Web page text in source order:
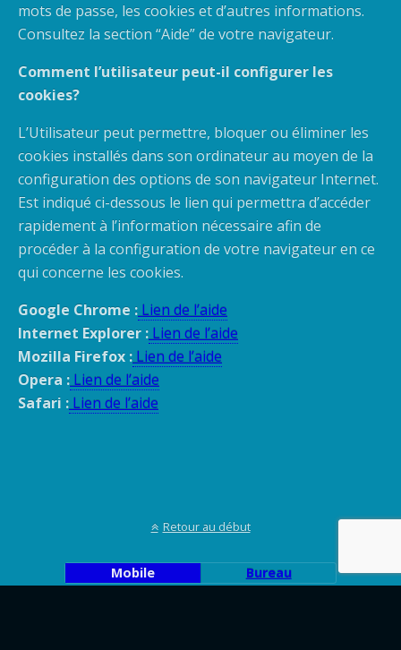
mots de passe, les cookies et d’autres informations.
Consultez la section “Aide” de votre navigateur.
Comment l’utilisateur peut-il configurer les
cookies?
L’Utilisateur peut permettre, bloquer ou éliminer les
cookies installés dans son ordinateur au moyen de la
configuration des options de son navigateur Internet.
Est indiqué ci-dessous le lien qui permettra d’accéder
rapidement à l’information nécessaire afin de
procéder à la configuration de votre navigateur en ce
qui concerne les cookies.
Google Chrome :Lien de l’aide
Internet Explorer :Lien de l’aide
Mozilla Firefox :Lien de l’aide
Opera :Lien de l’aide
Safari :Lien de l’aide
Retour au début
Mobile Bureau